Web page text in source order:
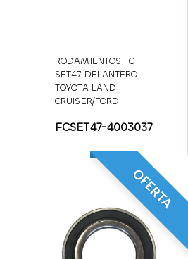
RODAMIENTOS FC
SET47 DELANTERO
TOYOTA LAND
CRUISER/FORD
CJ5/MITSUBISHI
FCSET47-4003037
OFERTA